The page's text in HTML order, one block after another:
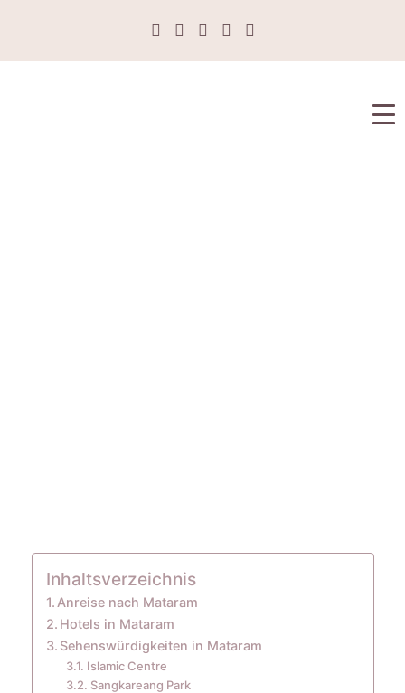
Inhaltsverzeichnis
Anreise nach Mataram
Hotels in Mataram
Sehenswürdigkeiten in Mataram
Islamic Centre
Sangkareang Park